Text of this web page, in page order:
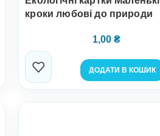
кроки любові до природи
1,00₴
ДОДАТИ В КОШИК